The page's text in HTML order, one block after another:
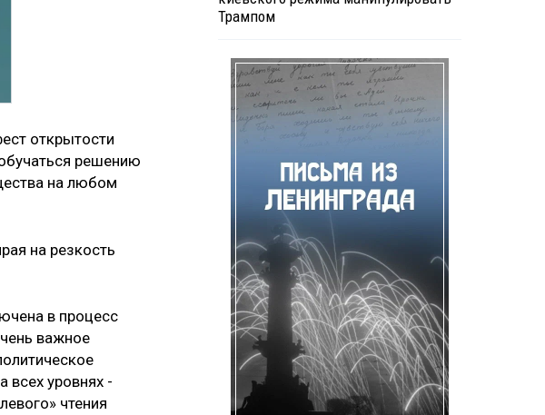
открытости
решению
на любом
на резкость
в процесс
важное
всех уровнях -
чтения
Трампом